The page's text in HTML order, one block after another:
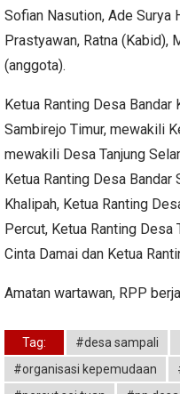
Sofian Nasution, Ade Surya
Prastyawan, Ratna (Kabid),
(anggota).
Ketua Ranting Desa Bandar
Sambirejo Timur, mewakili
mewakili Desa Tanjung
Ketua Ranting Desa Bandar
Khalipah, Ketua Ranting
Percut, Ketua Ranting Desa
Cinta Damai dan Ketua
Amatan wartawan, RPP
Tag: #desa sampali
#organisasi kepemudaan